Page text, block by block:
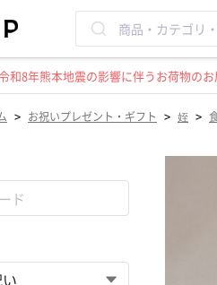
令和8年熊本地震の影響に伴うお荷物の
> お祝いプレゼント・ギフト > 姪 >